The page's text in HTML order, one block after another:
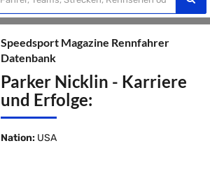
Speedsport Magazine Rennfahrer
Datenbank
Parker Nicklin - Karriere
und Erfolge:
Nation: USA